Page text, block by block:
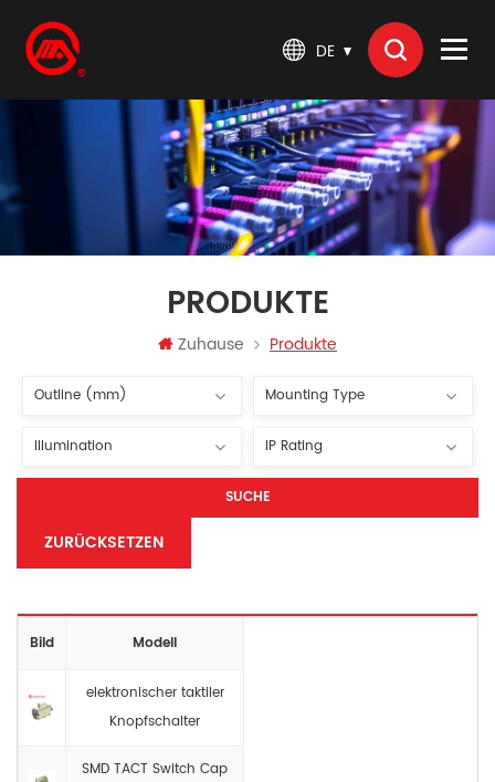
DE
PRODUKTE
Zuhause Produkte
SUCHE
ZURÜCKSETZEN
Bild Modell
elektronischer taktiler
Knopfschalter
SMD TACT Switch Cap